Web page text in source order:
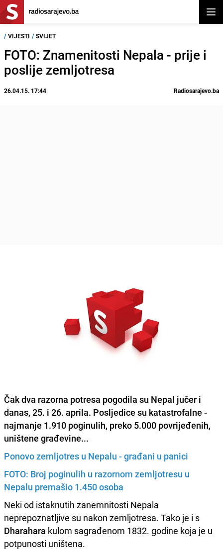
/ VIJESTI / SVIJET
FOTO: Znamenitosti Nepala - prije i
poslije zemljotresa
26.04.15. 17:44 Radiosarajevo.ba
Čak dva razorna potresa pogodila su Nepal jučer i
danas, 25. i 26. aprila. Posljedice su katastrofalne -
najmanje 1.910 poginulih, preko 5.000 povrijeđenih,
uništene građevine...
Ponovo zemljotres u Nepalu - građani u panici
FOTO: Broj poginulih u razornom zemljotresu u
Nepalu premašio 1.450 osoba
Neki od istaknutih zanemnitosti Nepala
neprepoznatljive su nakon zemljotresa. Tako je i s
Dharahara kulom sagrađenom 1832. godine koja je u
potpunosti uništena.